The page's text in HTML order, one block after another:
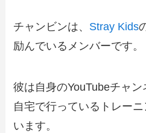
チャンビンは、 Stray Kids
励んでいるメンバーです。
彼は自身のYouTubeチャン
自宅で行っているトレー
います。